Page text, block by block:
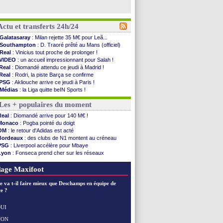
et transferts 24h/24
Galatasaray : Milan rejette 35 M€ pour Leã...
Southampton : D. Traoré prêté au Mans (officiel)
Real : Vinicius tout proche de prolonger !
: un accueil impressionnant pour Salah !
: Diomandé attendu ce jeudi à Madrid !
: Rodri, la piste Barça se confirme
: Akliouche arrive ce jeudi à Paris !
Médias : la Liga quitte beIN Sports !
PSG: pas d'inquiétude pour Rafael Pol
Real : ça se complique pour Rodri !
Barça: Ferran Torres donne son feu vert au ...
FIFA : des excuses après le projet
: c'est fait pour Fekir (officiel)
Real: réponse imminente de Vinicius
Arsenal: Nørgaard transféré à Everton (off.)
Al-Ahli: Deschamps a discuté !
PSG : Luis Enrique satisfait malgré tout
: Zabiri n'est pas fan de la L1
: Thomasson et Cresswell réconciliés
+ populaires du moment
: Diomandé arrive pour 140 M€ !
: Pogba pointé du doigt
: le retour d'Adidas est acté
: des clubs de N1 montent au créneau
: Liverpool accélère pour Mbaye
: Fonseca prend cher sur les réseaux
: une nouvelle offre pour Vinicius
Maxifoot
va t-il faire mieux que Deschamps en équipe de
?